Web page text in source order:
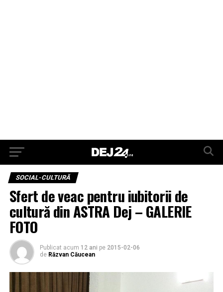
SOCIAL-CULTURĂ
Sfert de veac pentru iubitorii de
cultură din ASTRA Dej – GALERIE
FOTO
Publicat acum 12 ani pe 2015-02-06
de Răzvan Căucean